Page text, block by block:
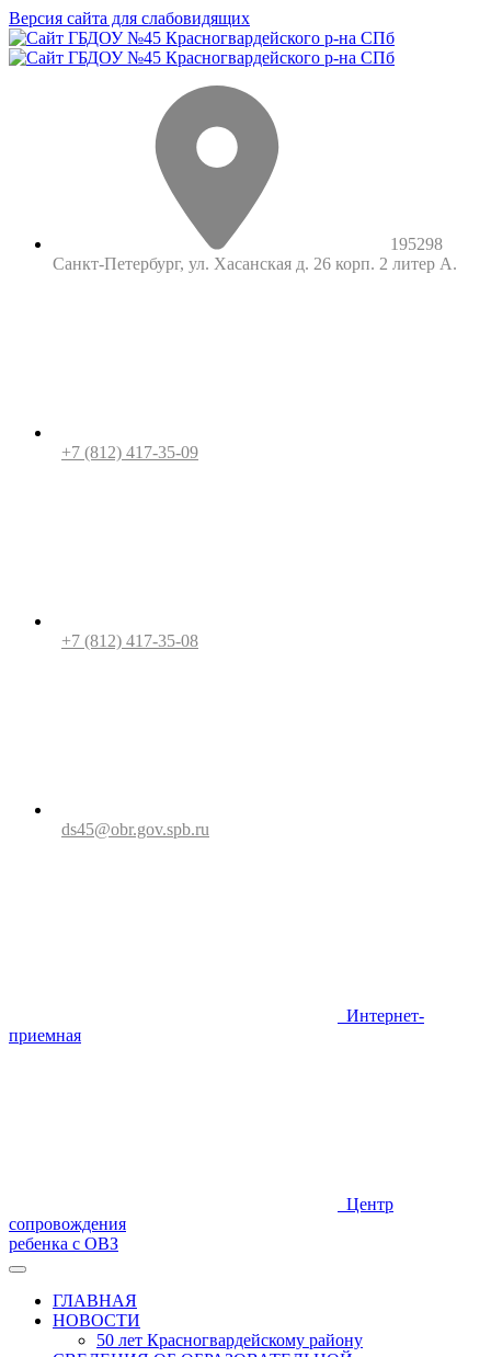
Версия сайта для слабовидящих
195298
Санкт-Петербург, ул. Хасанская д. 26 корп. 2 литер А.
+7 (812) 417-35-09
+7 (812) 417-35-08
ds45@obr.gov.spb.ru
Интернет-
приемная
Центр
сопровождения
ребенка с ОВЗ
ГЛАВНАЯ
НОВОСТИ
50 лет Красногвардейскому району